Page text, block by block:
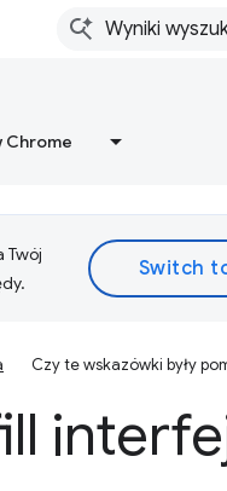
Chrome
Twój
Czy te wskazówki były